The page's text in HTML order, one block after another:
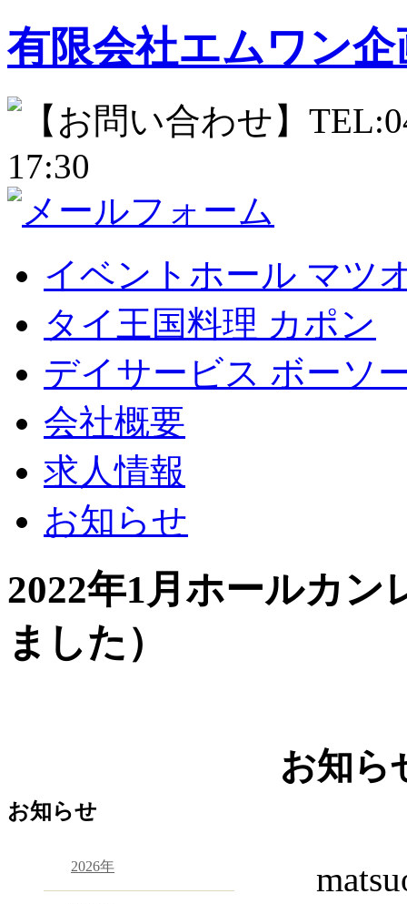
有限会社エムワン企
イベントホール マツ
タイ王国料理 カポン
デイサービス ボーソ
会社概要
求人情報
お知らせ
2022年1月ホールカ
ました）
お知らせ
2026年
お知ら